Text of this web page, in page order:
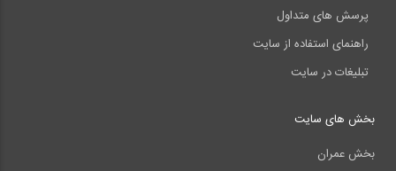
پرسش های متداول
راهنمای استفاده از سایت
تبلیغات در سایت
بخش های سایت
بخش عمران